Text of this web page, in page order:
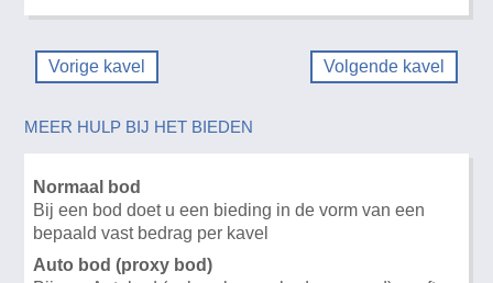
Vorige kavel Volgende kavel
MEER HULP BIJ HET BIEDEN
Normaal bod
Bij een bod doet u een bieding in de vorm van een
bepaald vast bedrag per kavel
Auto bod (proxy bod)